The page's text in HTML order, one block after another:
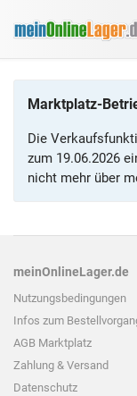
Marktplatz-
Die
zum 19.06.2026
nicht mehr über
meinOnlineLager.de
Nutzungsbedingungen
Infos zum
AGB Marktplatz
Zahlung & Versand
Datenschutz